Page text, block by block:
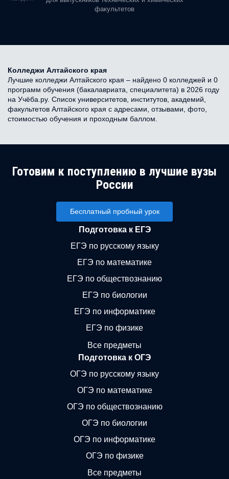
факультетов
Колледжи Алтайского края
Лучшие колледжи Алтайского края – найдено 0 колледжей и 0
программ обучения (бакалавриата, специалитета) в 2026 году
на Учёба.ру. Список университетов, институтов, академий,
факультетов Алтайского края с адресами, отзывами, фото,
стоимостью обучения и проходным баллом.
Готовим к поступлению в лучшие вузы
России
Бесплатный пробный урок
Подготовка к ЕГЭ
ЕГЭ по русскому языку
ЕГЭ по математике
ЕГЭ по обществознанию
ЕГЭ по биологии
ЕГЭ по информатике
ЕГЭ по физике
Все предметы
Подготовка к ОГЭ
ОГЭ по русскому языку
ОГЭ по математике
ОГЭ по обществознанию
ОГЭ по биологии
ОГЭ по информатике
ОГЭ по физике
Все предметы